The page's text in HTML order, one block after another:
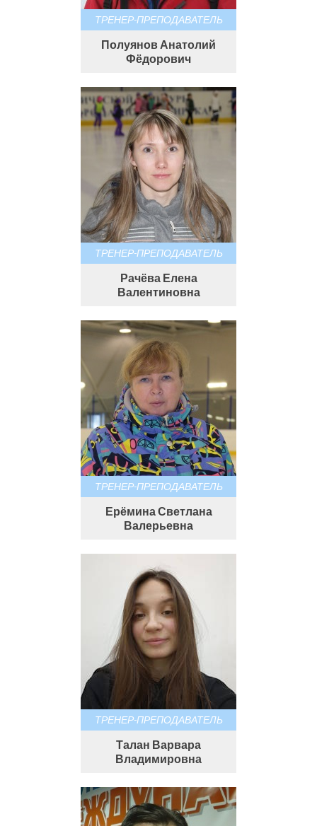
ТРЕНЕР-ПРЕПОДАВАТЕЛЬ
Полуянов Анатолий
Фёдорович
ТРЕНЕР-ПРЕПОДАВАТЕЛЬ
Рачёва Елена
Валентиновна
ТРЕНЕР-ПРЕПОДАВАТЕЛЬ
Ерёмина Светлана
Валерьевна
ТРЕНЕР-ПРЕПОДАВАТЕЛЬ
Талан Варвара
Владимировна